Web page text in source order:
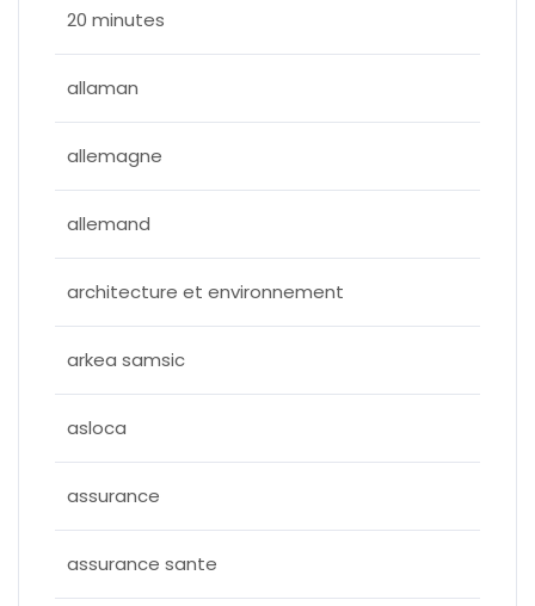
20 minutes
allaman
allemagne
allemand
architecture et environnement
arkea samsic
asloca
assurance
assurance sante